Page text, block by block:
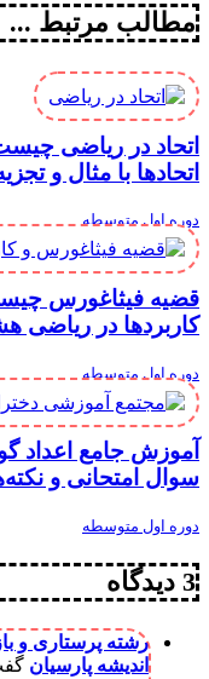
مطالب مرتبط ...
اتحاد در ریاضی
اتحادها با مثال و
دوره اول متوسطه
قضیه فیثاغورس
کاربردها در ریاضی
دوره اول متوسطه
آموزش جامع اعداد
سوال امتحانی و
دوره اول متوسطه
3 دیدگاه
رشته پرستاری و
اندیشه پارسیان